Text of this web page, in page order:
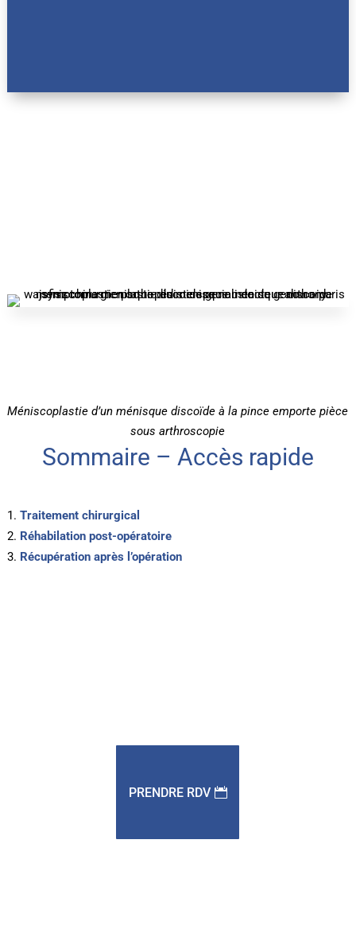
Méniscoplastie d’un ménisque discoïde à la pince emporte pièce
sous arthroscopie
Sommaire – Accès rapide
Traitement chirurgical
Réhabilation post-opératoire
Récupération après l’opération
PRENDRE RDV